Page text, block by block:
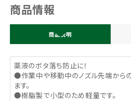
商品情報
商品説明
薬液のボタ落ち防止に！
●作業中や移動中のノズル先端から
ます。
●樹脂製で小型のため軽量です。